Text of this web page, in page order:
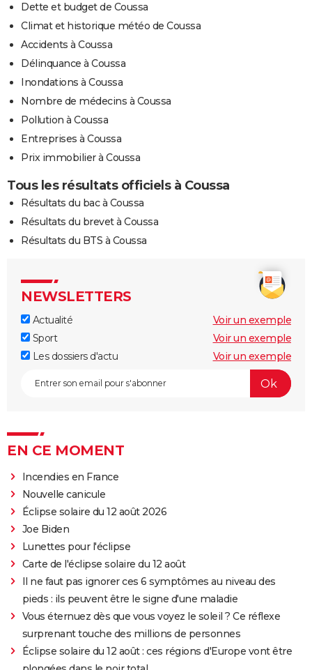
Dette et budget de Coussa
Climat et historique météo de Coussa
Accidents à Coussa
Délinquance à Coussa
Inondations à Coussa
Nombre de médecins à Coussa
Pollution à Coussa
Entreprises à Coussa
Prix immobilier à Coussa
Tous les résultats officiels à Coussa
Résultats du bac à Coussa
Résultats du brevet à Coussa
Résultats du BTS à Coussa
NEWSLETTERS
Actualité
Voir un exemple
Sport
Voir un exemple
Les dossiers d'actu
Voir un exemple
EN CE MOMENT
Incendies en France
Nouvelle canicule
Éclipse solaire du 12 août 2026
Joe Biden
Lunettes pour l'éclipse
Carte de l'éclipse solaire du 12 août
Il ne faut pas ignorer ces 6 symptômes au niveau des
pieds : ils peuvent être le signe d'une maladie
Vous éternuez dès que vous voyez le soleil ? Ce réflexe
surprenant touche des millions de personnes
Éclipse solaire du 12 août : ces régions d'Europe vont être